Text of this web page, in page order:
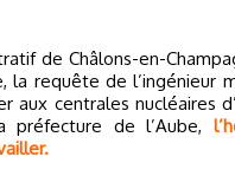
la requête de l’ingénieur
aux centrales nucléaires
préfecture de l’Aube,